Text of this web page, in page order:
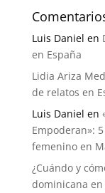
Luis Daniel en
en España
Lidia Ariza
de relatos en
Luis Daniel en
Empoderan»:
femenino en
¿Cuándo y
dominicana en